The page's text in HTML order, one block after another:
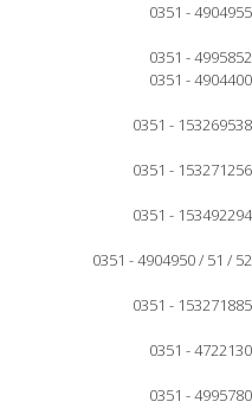
0351 - 4904955
0351 - 4995852
0351 - 4904400
0351 - 153269538
0351 - 153271256
0351 - 153492294
0351 - 4904950 / 51 / 52
0351 - 153271885
0351 - 4722130
0351 - 4995780